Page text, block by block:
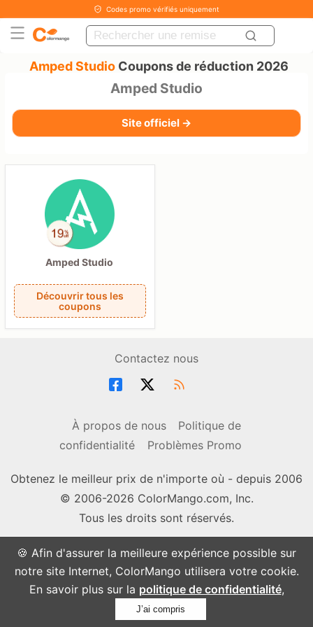
🍪 Afin d'assurer la meilleure expérience possible sur
notre site Internet, ColorMango utilisera votre cookie.
En savoir plus sur la politique de confidentialité,
J’ai compris
Codes promo vérifiés uniquement
Amped StudioCoupons de réduction 2026
Amped Studio
Site officiel →
Amped Studio
Découvrir tous les
coupons
Contactez nous
À propos de nous
Politique de
confidentialité
Problèmes Promo
Obtenez le meilleur prix de n'importe où - depuis 2006
© 2006-2026 ColorMango.com, Inc.
Tous les droits sont réservés.